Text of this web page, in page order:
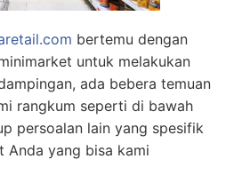
bertemu dengan
untuk melakukan
ada bebera temuan
rangkum seperti di bawah
persoalan lain yang spesifik
Anda yang bisa kami